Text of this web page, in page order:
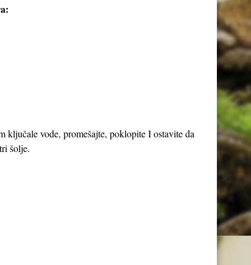
ključale vode, promešajte, poklopite I ostavite da
šolje.